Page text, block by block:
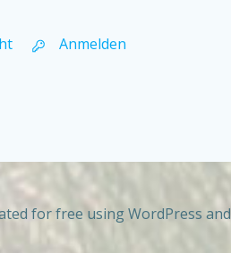
Anmelden
for free using WordPress and